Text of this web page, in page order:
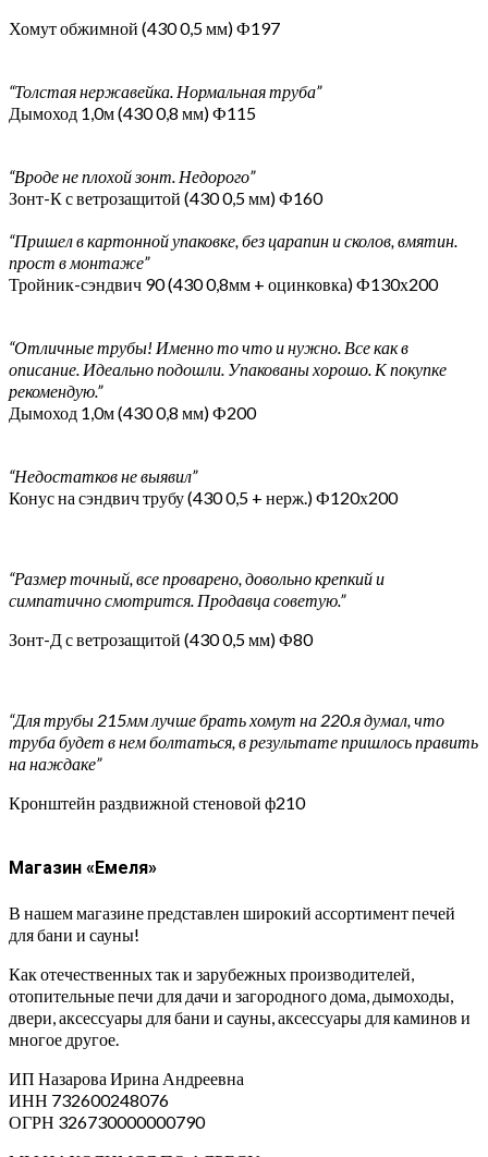
Хомут обжимной (430 0,5 мм) Ф197
“Толстая нержавейка. Нормальная труба”
Дымоход 1,0м (430 0,8 мм) Ф115
“Вроде не плохой зонт. Недорого”
Зонт-К с ветрозащитой (430 0,5 мм) Ф160
“Пришел в картонной упаковке, без царапин и сколов, вмятин.
прост в монтаже”
Тройник-сэндвич 90 (430 0,8мм + оцинковка) Ф130х200
“Отличные трубы! Именно то что и нужно. Все как в
описание. Идеально подошли. Упакованы хорошо. К покупке
рекомендую.”
Дымоход 1,0м (430 0,8 мм) Ф200
“Недостатков не выявил”
Конус на сэндвич трубу (430 0,5 + нерж.) Ф120х200
“Размер точный, все проварено, довольно крепкий и
симпатично смотрится. Продавца советую.”
Зонт-Д с ветрозащитой (430 0,5 мм) Ф80
“Для трубы 215мм лучше брать хомут на 220.я думал, что
труба будет в нем болтаться, в результате пришлось править
на наждаке”
Кронштейн раздвижной стеновой ф210
Магазин «Емеля»
В нашем магазине представлен широкий ассортимент печей
для бани и сауны!
Как отечественных так и зарубежных производителей,
отопительные печи для дачи и загородного дома, дымоходы,
двери, аксессуары для бани и сауны, аксессуары для каминов и
многое другое.
ИП Назарова Ирина Андреевна⁠
ИНН 732600248076
ОГРН 326730000000790